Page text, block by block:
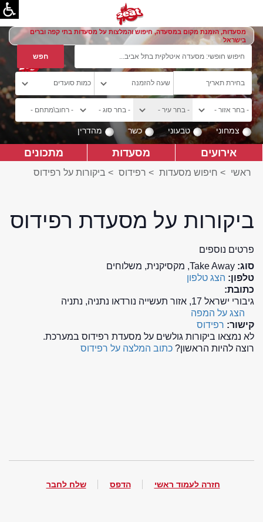
מסעדות, הזמנת מקום במסעדה, חיפוש והמלצות על מסעדות בתי קפה וברים
בישראל
צמחוני טבעוני כשר מהדרין
אירועים מסעדות מתכונים
ראשי > חיפוש מסעדות > רפידוס > ביקורות על רפידוס
ביקורות על מסעדת רפידוס
פרטים נוספים
סוג: Take Away, מקסיקנית, משלוחים
טלפון: הצג טלפון
כתובת:
גיבורי ישראל 17, אזור תעשייה נורדאו נתניה, נתניה
הצג על המפה
קישור: רפידוס
לא נמצאו ביקורות גולשים על מסעדת רפידוס במערכת.
רוצה להיות הראשון? כתוב המלצה על רפידוס
חזרה לעמוד ראשי הדפס שלח לחבר